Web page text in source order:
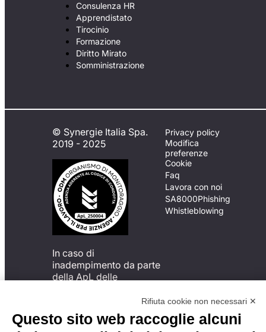
Consulenza HR
Apprendistato
Tirocinio
Formazione
Diritto Mirato
Somministrazione
© Synergie Italia Spa.
2019 - 2025
In caso di
inadempimento da parte
della ApL delle
del Codice di Condotta, è
possibile presentare un
reclamo
Privacy policy
Modifica
preferenze
Cookie
Faq
Lavora con noi
SA8000Phishing
Whistleblowing
Rifiuta cookie non necessari ✕
Questo sito web raccoglie alcuni